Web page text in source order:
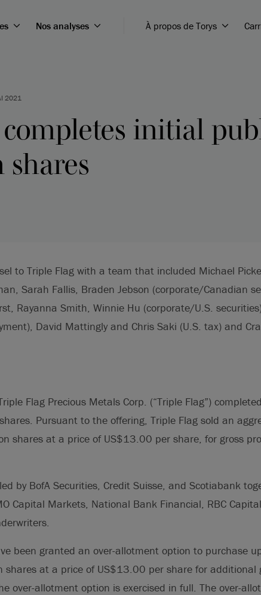
Nos analyses À propos de Torys
2021
initial
shares
to Triple Flag with a team that included Michael
Sarah Fallis, Braden Jebson (corporate/Canadian
Rayanna Smith, Winnie Hu (corporate/U.S.
David Mattingly and Chris Saki (U.S. tax) and
Flag Precious Metals Corp. (“Triple Flag”)
Pursuant to the offering, Triple Flag sold an
shares at a price of US$13.00 per share, for gross
by BofA Securities, Credit Suisse, and Scotiabank
Capital Markets, National Bank Financial, RBC
been granted an over-allotment option to purchase
at a price of US$13.00 per share for additional
over-allotment option is exercised in full. The over-